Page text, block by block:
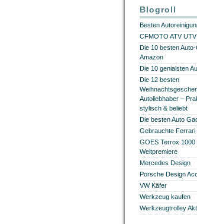
Blogroll
Besten
CFMOTO ATV UTV
Die 10 besten
Amazon
Die 10 genialsten
Die 12 besten
Autoliebhaber –
stylisch & beliebt
Die besten Auto
Gebrauchte Ferrari
GOES Terrox 1000
Weltpremiere
Mercedes Design
Porsche Design
VW Käfer
Werkzeug kaufen
Werkzeugtrolley